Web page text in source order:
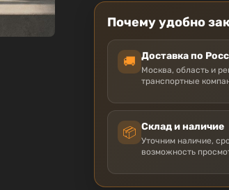
Почему удобно
🚚 Доставка по
Москва, область и
транспортные
📦 Склад и наличие
Уточним наличие,
возможность